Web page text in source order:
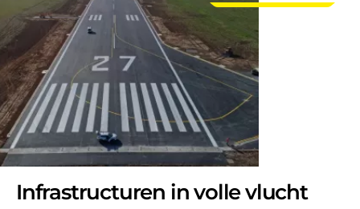
Infrastructuren in volle vlucht